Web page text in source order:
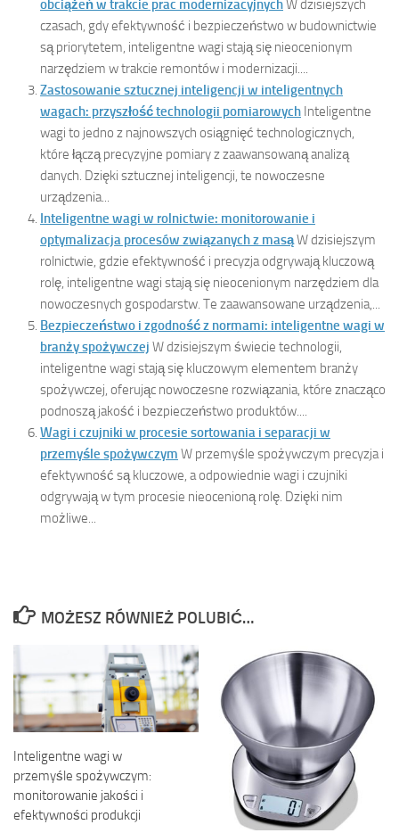
obciążeń w trakcie prac modernizacyjnychW dzisiejszych
czasach, gdy efektywność i bezpieczeństwo w budownictwie
są priorytetem, inteligentne wagi stają się nieocenionym
narzędziem w trakcie remontów i modernizacji....
Zastosowanie sztucznej inteligencji w inteligentnych
wagach: przyszłość technologii pomiarowych Inteligentne
wagi to jedno z najnowszych osiągnięć technologicznych,
które łączą precyzyjne pomiary z zaawansowaną analizą
danych. Dzięki sztucznej inteligencji, te nowoczesne
urządzenia...
Inteligentne wagi w rolnictwie: monitorowanie i
optymalizacja procesów związanych z masąW dzisiejszym
rolnictwie, gdzie efektywność i precyzja odgrywają kluczową
rolę, inteligentne wagi stają się nieocenionym narzędziem dla
nowoczesnych gospodarstw. Te zaawansowane urządzenia,...
Bezpieczeństwo i zgodność z normami: inteligentne wagi w
branży spożywczej W dzisiejszym świecie technologii,
inteligentne wagi stają się kluczowym elementem branży
spożywczej, oferując nowoczesne rozwiązania, które znacząco
podnoszą jakość i bezpieczeństwo produktów....
Wagi i czujniki w procesie sortowania i separacji w
przemyśle spożywczym W przemyśle spożywczym precyzja i
efektywność są kluczowe, a odpowiednie wagi i czujniki
odgrywają w tym procesie nieocenioną rolę. Dzięki nim
możliwe...
MOŻESZ RÓWNIEŻ POLUBIĆ…
Inteligentne wagi w
przemyśle spożywczym:
monitorowanie jakości i
efektywności produkcji